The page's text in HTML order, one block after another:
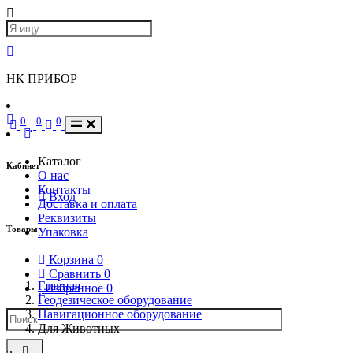
НК ПРИБОР
Кабинет
Вход
Товары
Корзина 0
Сравнить 0
Избранное 0
0 0 0
Каталог
О нас
Контакты
Доставка и оплата
Реквизиты
Упаковка
Главная
Геодезическое оборудование
Навигационное оборудование
Для Животных